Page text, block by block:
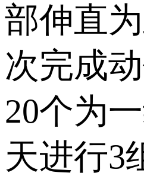
部伸直
次完成
20个为
天进行3